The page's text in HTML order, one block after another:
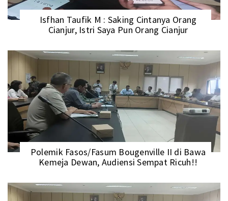
Isfhan Taufik M : Saking Cintanya Orang
Cianjur, Istri Saya Pun Orang Cianjur
Polemik Fasos/Fasum Bougenville II di Bawa
Kemeja Dewan, Audiensi Sempat Ricuh!!